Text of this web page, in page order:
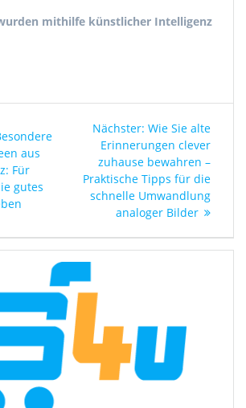
mithilfe künstlicher Intelligenz
aus
Für
gutes
Nächster: Nächster
Beitrag:
Wie Sie alte
Erinnerungen clever
zuhause bewahren –
Praktische Tipps für die
schnelle Umwandlung
analoger Bilder